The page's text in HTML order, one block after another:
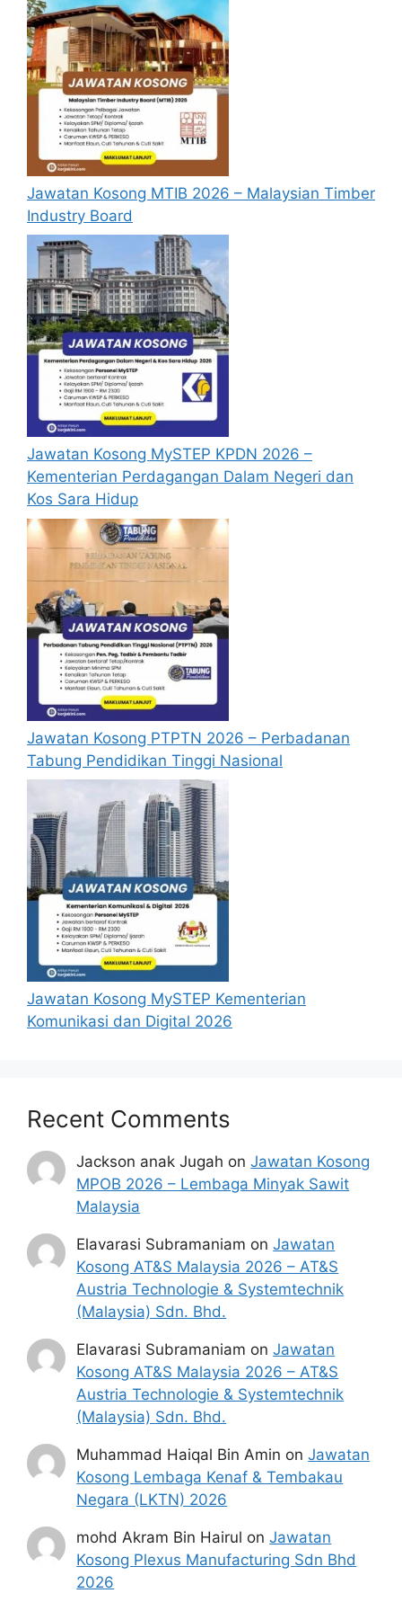
Pembantu
Tadbir
(Perkeranian/
Operasi)
N1
Pembantu
Keselamatan
KP1
Pembantu
Khidmat Am
H1 SPM/ SVM
Pembantu
Khidmat Am
(Pemanduan)
H1
Baca Juga :
Jawatan Kosong Pembantu Guru 2025:
Gaji Menarik & Peluang Kerjaya
Pendidikan Terkini
PERODUA Tawar Kerjaya Automatif
2025 – Gaji, Elaun & Bonus Lumayan –
Mohon Sekarang!
Syarat Asas Permohonan
Calon perlu memenuhi syarat asas berikut
untuk memohon jawatan kosong Mardi 2025
Warganegara Malaysia
Berusia tidak kurang daripada 18 tahun
pada tarikh tutup permohonan jawatan.
Melepasi syarat-syarat pelantikan yang
telah ditetapkan bagi setiap jawatan
kosong MARDI yang hendak dipohon. Sila
baca pada lampiran yang kami telah
sediakan seperti berikut.
Cara Mohon
Permohonan jawatan kosong diatas
hendaklah melalui portal rasmi MARDI di
https://ecareer.mardi.gov.my/ atau
pautanApply Now/ Mohon Jawatan
yang telah disediakan dibawah. Untuk
pemohon kali pertama, anda perlu
tidak perlu lagi memohon semula
sekiranya tempoh permohonan masih
sah.
Sebelum membuat permohonan sila
pastikan anda login/register dan mengisi
segala maklumat yang diminta dengan
lengkap dan tepat.
Perlu diingatkan, hanya pemohon yang
layak sahaja akan dipanggil ke
temuduga. Sila lengkapkan dan
didaftarkan.
Permohonan yang tidak menerima
sebarang jawapan selepas6 bulandari
tarikh iklan ditutup hendaklah
menganggap permohonan mereka tidak
berjaya.
Tarikh Penting Permohonan
Tarikh Permohonan dibuka : 28 Julai
2025
Jawatan Kosong MTIB 2026 – Malaysian Timber
Industry Board
Jawatan Kosong MySTEP KPDN 2026 –
Kementerian Perdagangan Dalam Negeri dan
Kos Sara Hidup
Jawatan Kosong PTPTN 2026 – Perbadanan
Tabung Pendidikan Tinggi Nasional
Jawatan Kosong MySTEP Kementerian
Komunikasi dan Digital 2026
Recent Comments
Jackson anak Jugah onJawatan Kosong
MPOB 2026 – Lembaga Minyak Sawit
Malaysia
Elavarasi Subramaniam onJawatan
Kosong AT&S Malaysia 2026 – AT&S
Austria Technologie & Systemtechnik
(Malaysia) Sdn. Bhd.
Elavarasi Subramaniam onJawatan
Kosong AT&S Malaysia 2026 – AT&S
Austria Technologie & Systemtechnik
(Malaysia) Sdn. Bhd.
Muhammad Haiqal Bin Amin onJawatan
Kosong Lembaga Kenaf & Tembakau
Negara (LKTN) 2026
mohd Akram Bin Hairul onJawatan
Kosong Plexus Manufacturing Sdn Bhd
2026